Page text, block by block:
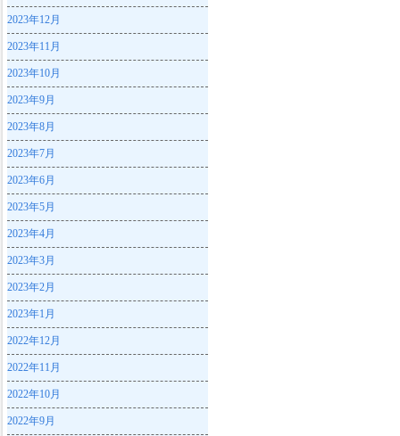
2023年12月
2023年11月
2023年10月
2023年9月
2023年8月
2023年7月
2023年6月
2023年5月
2023年4月
2023年3月
2023年2月
2023年1月
2022年12月
2022年11月
2022年10月
2022年9月